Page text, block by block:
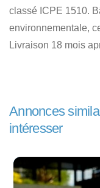
classé ICPE 1510.
environnementale,
Livraison 18 mois
Annonces
intéresser